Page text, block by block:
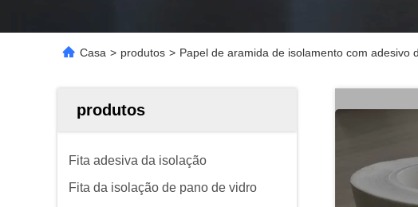
Casa > produtos > Papel de aramida de isolamento com adesivo
produtos
Fita adesiva da isolação
Fita da isolação de pano de vidro